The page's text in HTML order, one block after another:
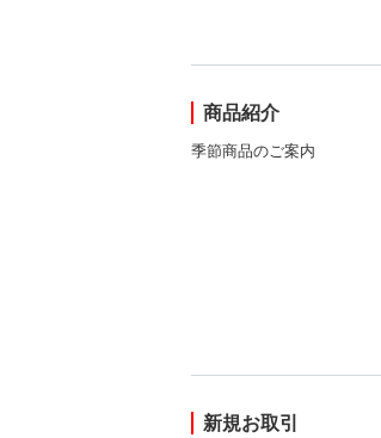
商品紹介
季節商品のご案内
新規お取引